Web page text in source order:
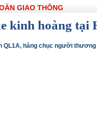
GIAO THÔNG
kinh hoàng tại
QL1A, hàng chục người thương